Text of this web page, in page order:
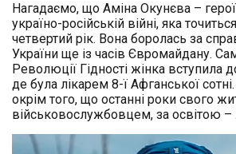
Нагадаємо, що Аміна Окунєва –
україно-російській війні, яка
четвертий рік. Вона боролась за
України ще із часів Євромайдану.
Революції Гідності жінка вступила
де була лікарем 8-ї Афганської
окрім того, що останні роки свого
військовослужбовцем, за освітою –